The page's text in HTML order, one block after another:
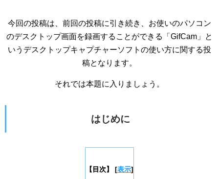
今回の投稿は、前回の投稿に引き続き、お使いのパソコン
のデスクトップ画面を録画することができる「GifCam」と
いうデスクトップキャプチャーソフトの使い方に関する投
稿となります。
それでは本題に入りましょう。
はじめに
【目次】 [表示]